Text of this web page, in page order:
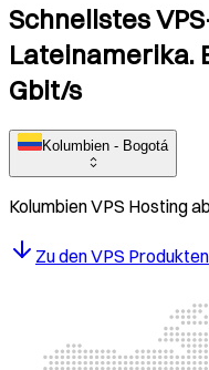
Schnellstes
Lateinamerika.
Gbit/s
Kolumbien - Bogotá
KolumbienVPS Hosting ab
Zu den VPS Produkten